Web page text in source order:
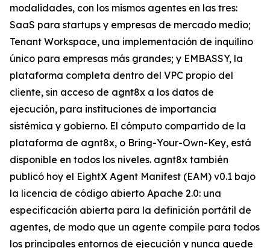
modalidades, con los mismos agentes en las tres:
SaaS para startups y empresas de mercado medio;
Tenant Workspace, una implementación de inquilino
único para empresas más grandes; y EMBASSY, la
plataforma completa dentro del VPC propio del
cliente, sin acceso de agnt8x a los datos de
ejecución, para instituciones de importancia
sistémica y gobierno. El cómputo compartido de la
plataforma de agnt8x, o Bring-Your-Own-Key, está
disponible en todos los niveles. agnt8x también
publicó hoy el EightX Agent Manifest (EAM) v0.1 bajo
la licencia de código abierto Apache 2.0: una
especificación abierta para la definición portátil de
agentes, de modo que un agente compile para todos
los principales entornos de ejecución y nunca quede